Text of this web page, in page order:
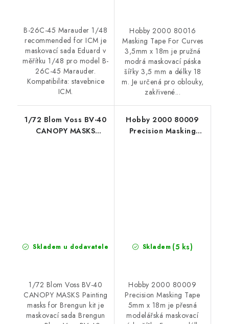
B-26C-45 Marauder 1/48
recommended for ICM je
maskovací sada Eduard v
měřítku 1/48 pro model B-
26C-45 Marauder.
Kompatibilita: stavebnice
ICM.
Hobby 2000 80016
Masking Tape For Curves
3,5mm x 18m je pružná
modrá maskovací páska
šířky 3,5 mm a délky 18
m. Je určená pro oblouky,
zakřivené...
1/72 Blom Voss BV-40
CANOPY MASKS
Skladem u dodavatele
1/72 Blom Voss BV-40
CANOPY MASKS Painting
masks for Brengun kit je
maskovací sada Brengun
Hobby 2000 80009
Precision Masking
Skladem (5 ks)
Hobby 2000 80009
Precision Masking Tape
5mm x 18m je přesná
modelářská maskovací